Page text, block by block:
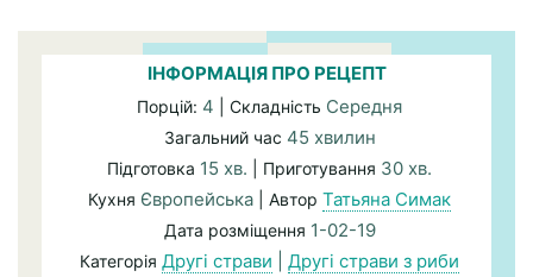
ІНФОРМАЦІЯ ПРО РЕЦЕПТ
Порцій: 4 | Складність Середня
Загальний час 45 хвилин
Підготовка 15 хв. | Приготування 30 хв.
Кухня Європейська | Автор Татьяна Симак
Дата розміщення 1-02-19
Категорія Другі страви Другі страви з риби